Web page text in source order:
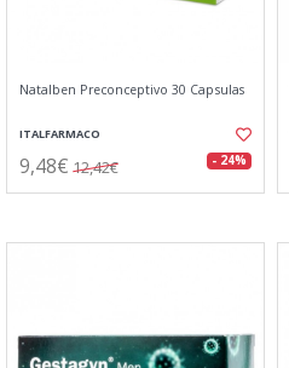
Natalben Preconceptivo 30 Capsulas
ITALFARMACO
9,48€ 12,42€ - 24%